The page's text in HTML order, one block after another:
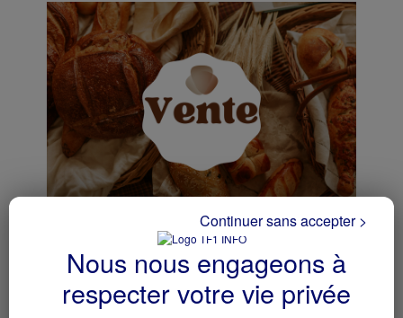
Boulangerie - Pâtisserie
Plumelec - 56420
Alimentation particulier
Nous nous engageons à
respecter votre vie privée
Continuer sans accepter >